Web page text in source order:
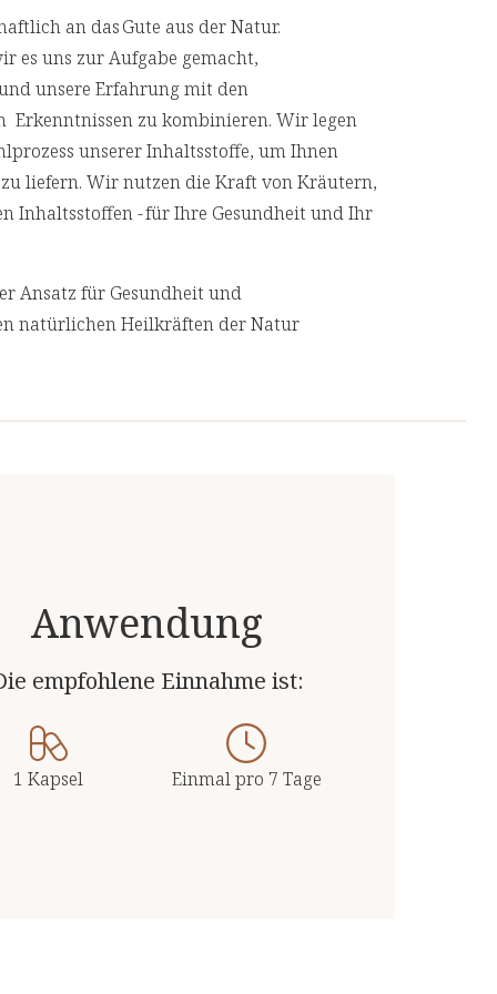
LMIV
an das Gute aus der Natur.
es uns zur Aufgabe gemacht,
unsere Erfahrung mit den
Erkenntnissen zu kombinieren. Wir legen
unserer Inhaltsstoffe, um Ihnen
liefern. Wir nutzen die Kraft von Kräutern,
Inhaltsstoffen - für Ihre Gesundheit und Ihr
Ansatz für Gesundheit und
natürlichen Heilkräften der Natur
Anwendung
empfohlene Einnahme ist:
1 Kapsel Einmal pro 7 Tage